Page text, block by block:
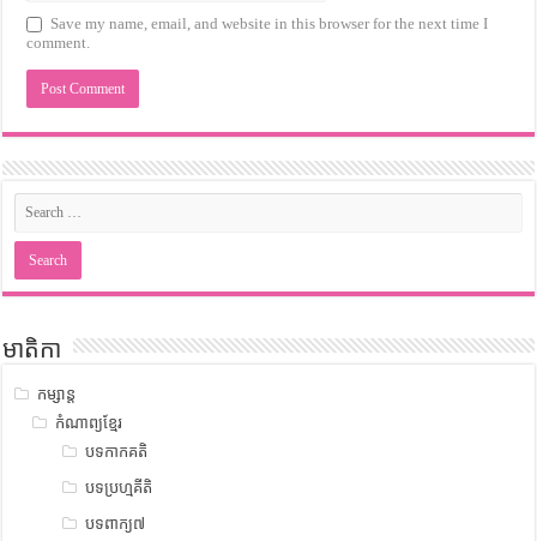
Save my name, email, and website in this browser for the next time I
comment.
មាតិកា
កម្សាន្ត
កំណាព្យខ្មែរ
បទកាកគតិ
បទប្រហ្មគីតិ
បទពាក្យ៧